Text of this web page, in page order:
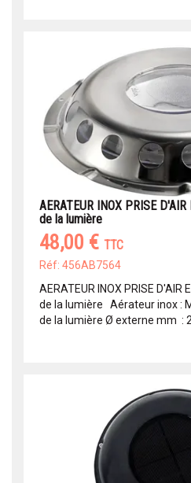
AERATEUR INOX PRISE
de la lumière
48,00 € TTC
Réf: 456AB7564
AERATEUR INOX PRISE D'AIR
de la lumière Aérateur inox :
de la lumière Ø externe mm :